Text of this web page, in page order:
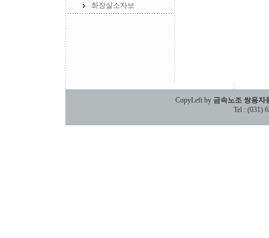
화장실소자보
CopyLeft by 금속노조 쌍용자
Tel : (031)